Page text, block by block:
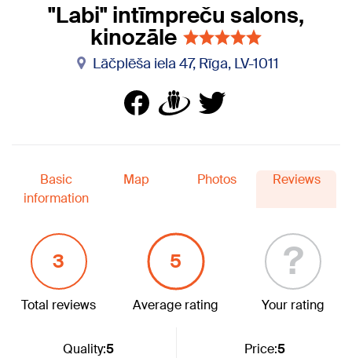
"Labi" intīmpreču salons,
kinozāle
Lāčplēša iela 47, Rīga, LV-1011
Basic
information
Map Photos Reviews
3
Total reviews
5
Average rating
?
Your rating
Quality:5 Price:5